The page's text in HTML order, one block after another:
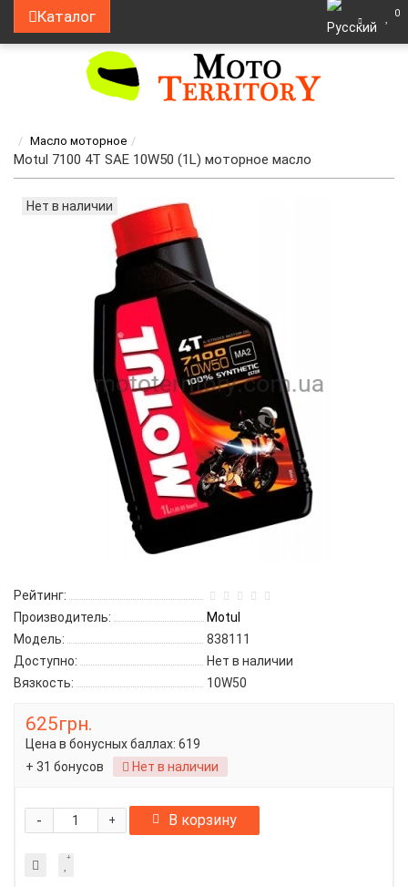
Каталог 0
Масло моторное
Motul 7100 4T SAE 10W50 (1L) моторное масло
Нет в наличии
Рейтинг:
Производитель:
Motul
Модель:
838111
Доступно:
Нет в наличии
Вязкость:
10W50
625грн.
Цена в бонусных баллах: 619
+ 31 бонусов
Нет в наличии
+
- В корзину